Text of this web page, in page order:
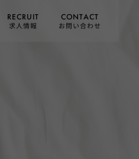
RECRUIT
求人情報
CONTACT
お問い合わせ